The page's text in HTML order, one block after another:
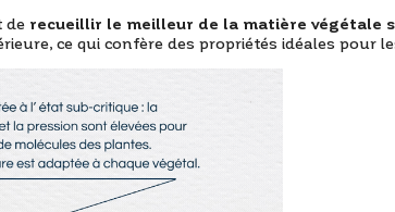
de recueillir le meilleur de la matière végétale
ce qui confère des propriétés idéales pour